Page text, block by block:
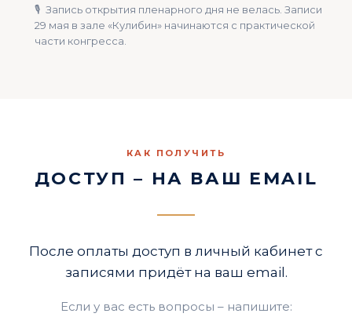
🎙 Запись открытия пленарного дня не велась. Записи
29 мая в зале «Кулибин» начинаются с практической
части конгресса.
КАК ПОЛУЧИТЬ
ДОСТУП – НА ВАШ EMAIL
После оплаты доступ в личный кабинет с
записями придёт на ваш email.
Если у вас есть вопросы – напишите: